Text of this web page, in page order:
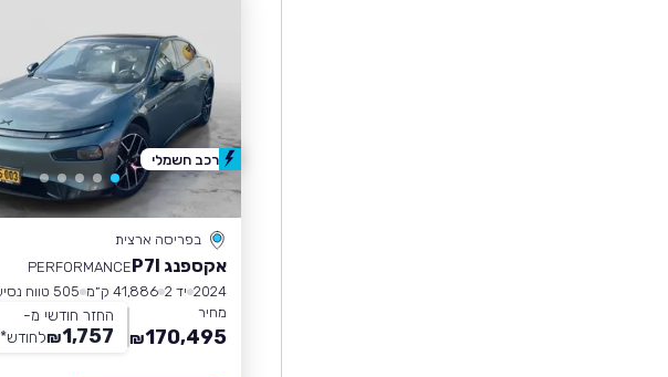
בפריסה ארצית
אקספנג P7I
PERFORMANCE
2024 יד 2 41,886 ק״מ
505 טווח נסיעה
מחיר
170,495
₪
החזר חודשי מ-
1,757
₪לחודש*
רכב חשמלי